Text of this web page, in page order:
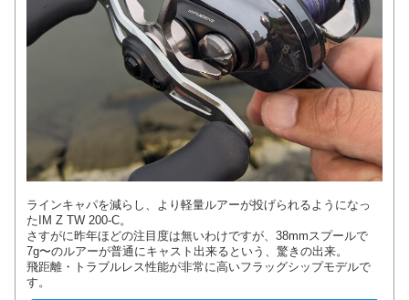
ラインキャパを減らし、より軽量ルアーが投げられるようになっ
たIM Z TW 200-C。
さすがに昨年ほどの注目度は無いわけですが、38mmスプールで
7g〜のルアーが普通にキャスト出来るという、驚きの出来。
飛距離・トラブルレス性能が非常に高いフラッグシップモデルで
す。